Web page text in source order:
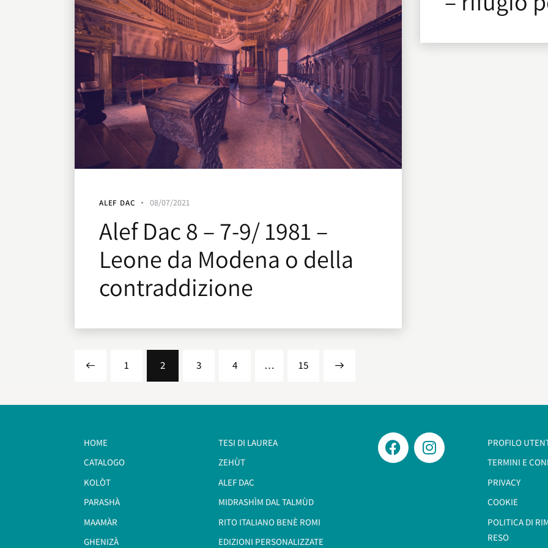
ALEF DAC 08/07/2021
Alef Dac 8 – 7-9/ 1981 –
Leone da Modena o della
contraddizione
1 2 3 4 … 15
HOME
CATALOGO
KOLÒT
PARASHÀ
MAAMÀR
GHENIZÀ
TESI DI LAUREA
ZEHÙT
ALEF DAC
MIDRASHÌM DAL TALMÙD
RITO ITALIANO BENÈ ROMI​
EDIZIONI PERSONALIZZATE
PROFILO
TERMINI E
PRIVACY
COOKIE
POLITICA DI
RESO